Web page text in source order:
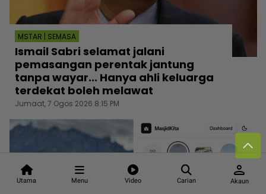
Utama Menu Video Carian
person
Akaun
MSTAR | SEMASA
Ismail Sabri selamat jalani
pemasangan perentak jantung
tanpa wayar... Hanya ahli keluarga
terdekat boleh melawat
Jumaat, 7 Ogos 2026 8:15 PM